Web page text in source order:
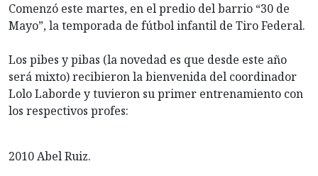
Comenzó este martes, en el predio del barrio “30 de
Mayo”, la temporada de fútbol infantil de Tiro Federal.
Los pibes y pibas (la novedad es que desde este año
será mixto) recibieron la bienvenida del coordinador
Lolo Laborde y tuvieron su primer entrenamiento con
los respectivos profes:
2010 Abel Ruiz.